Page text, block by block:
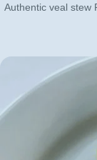
Authentic veal stew